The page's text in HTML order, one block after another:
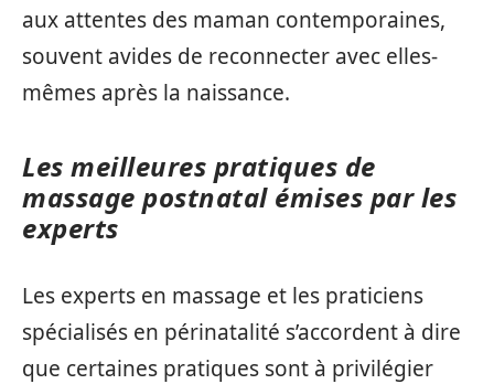
aux attentes des maman contemporaines,
souvent avides de reconnecter avec elles-
mêmes après la naissance.
Les meilleures pratiques de
massage postnatal émises par les
experts
Les experts en massage et les praticiens
spécialisés en périnatalité s’accordent à dire
que certaines pratiques sont à privilégier